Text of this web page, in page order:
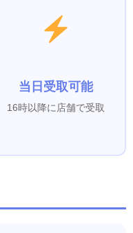
当日受取可能
16時以降に店舗で受取